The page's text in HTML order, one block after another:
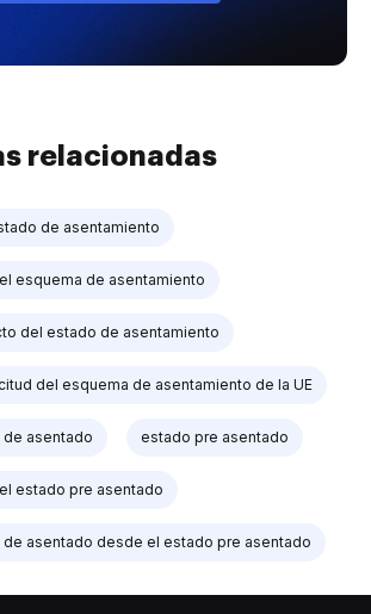
relacionadas
de asentamiento
esquema de asentamiento
del estado de asentamiento
del esquema de asentamiento de la UE
asentado estado pre asentado
estado pre asentado
asentado desde el estado pre asentado